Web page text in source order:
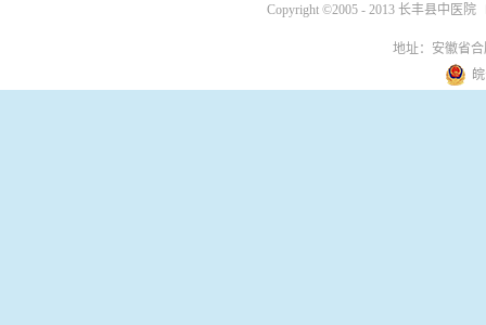
Copyright ©2005 - 2013 长丰县中医院
地址：安徽省